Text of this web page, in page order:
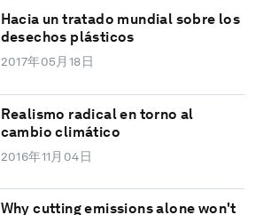
Hacia un tratado mundial sobre los
desechos plásticos
2017年05月18日
Realismo radical en torno al
cambio climático
2016年11月04日
Why cutting emissions alone won't